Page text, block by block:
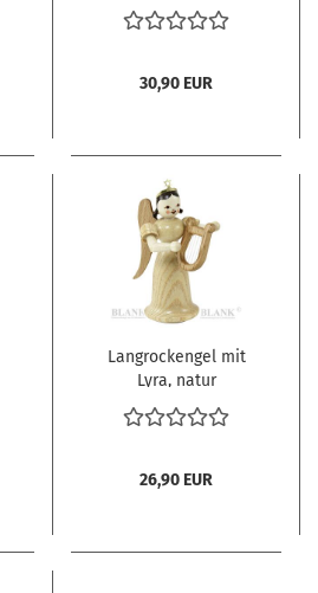
30,90 EUR
Langrockengel mit
Lyra, natur
26,90 EUR